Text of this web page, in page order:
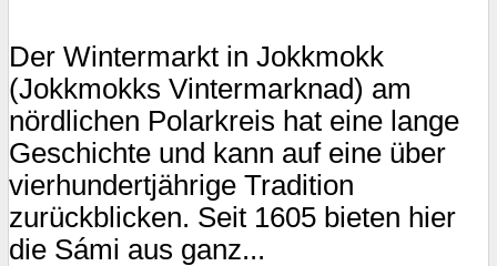
Der Wintermarkt in Jokkmokk
(Jokkmokks Vintermarknad) am
nördlichen Polarkreis hat eine lange
Geschichte und kann auf eine über
vierhundertjährige Tradition
zurückblicken. Seit 1605 bieten hier
die Sámi aus ganz...